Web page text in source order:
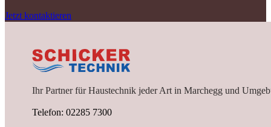
Jetzt kontaktieren
Ihr Partner für Haustechnik jeder Art in Marchegg und
Telefon: 02285 7300